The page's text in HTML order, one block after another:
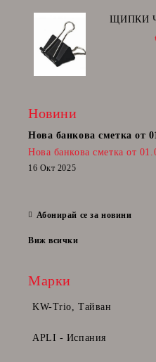
ЩИПКИ
Новини
Нова банкова сметка от
Нова банкова сметка от
16 Окт 2025
Абонирай се за новини
Виж всички
Марки
KW-Trio, Тайван
APLI - Испания